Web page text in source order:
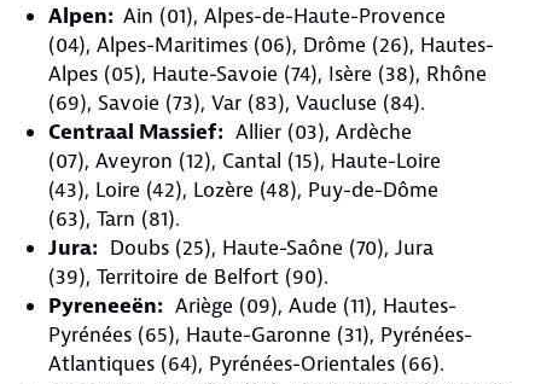
Alpen: Ain (01), Alpes-de-Haute-Provence
(04), Alpes-Maritimes (06), Drôme (26), Hautes-
Alpes (05), Haute-Savoie (74), Isère (38), Rhône
(69), Savoie (73), Var (83), Vaucluse (84).
Centraal Massief: Allier (03), Ardèche
(07), Aveyron (12), Cantal (15), Haute-Loire
(43), Loire (42), Lozère (48), Puy-de-Dôme
(63), Tarn (81).
Jura: Doubs (25), Haute-Saône (70), Jura
(39), Territoire de Belfort (90).
Pyreneeën: Ariège (09), Aude (11), Hautes-
Pyrénées (65), Haute-Garonne (31), Pyrénées-
Atlantiques (64), Pyrénées-Orientales (66).